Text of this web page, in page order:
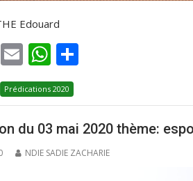
Edouard
T E
m
ai
l
W
h
at
s
A
p
ta
g
er
Prédications 2020
du 03 mai 2020 thème:
NDIE SADIE ZACHARIE